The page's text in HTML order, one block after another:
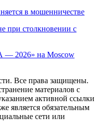
в мошенничестве
при столкновении с
2026» на Moscow
Все права защищены.
материалов с
активной ссылки
является обязательным
сети или